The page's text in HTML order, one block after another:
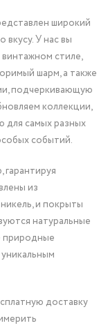
широкий
У нас вы
стиле,
шарм, а также
подчеркивающую
коллекции,
для самых разных
событий.
из
и покрыты
натуральные
природные
доставку